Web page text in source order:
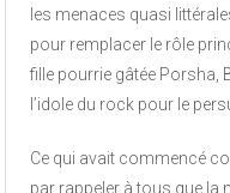
les menaces quasi
pour remplacer le rôle
fille pourrie gâtée Porsha,
l’idole du rock pour le
Ce qui avait commencé
par rappeler à tous que la